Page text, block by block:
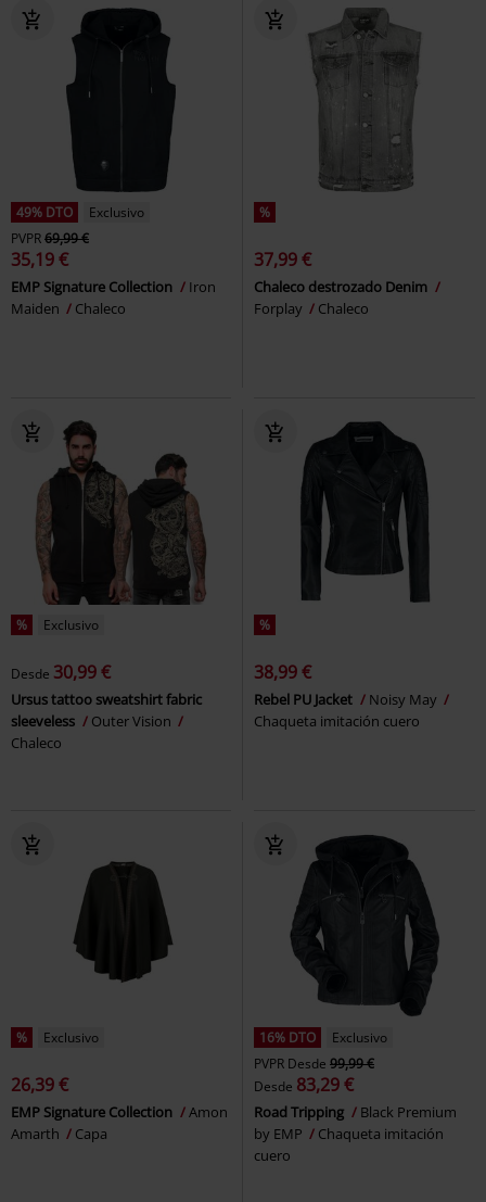
49% DTO
Exclusivo
PVPR69,99 €
35,19 €
EMP Signature Collection
Iron
Maiden
Chaleco
%
37,99 €
Chaleco destrozado Denim
Forplay
Chaleco
% Exclusivo
Desde 30,99 €
Ursus tattoo sweatshirt fabric
sleeveless
Outer Vision
Chaleco
%
38,99 €
Rebel PU Jacket
Noisy May
Chaqueta imitación cuero
% Exclusivo
26,39 €
EMP Signature Collection
Amon
Amarth
Capa
16% DTO
Exclusivo
PVPR Desde 99,99 €
Desde 83,29 €
Road Tripping
Black Premium
by EMP
Chaqueta imitación
cuero